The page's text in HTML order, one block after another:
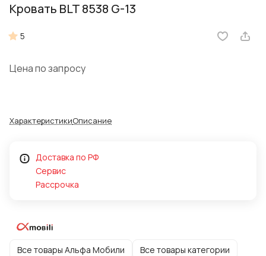
Кровать BLT 8538 G-13
5
Цена по запросу
ХарактеристикиОписание
Доставка по РФ
Сервис
Рассрочка
Все товары Альфа Мобили Все товары категории